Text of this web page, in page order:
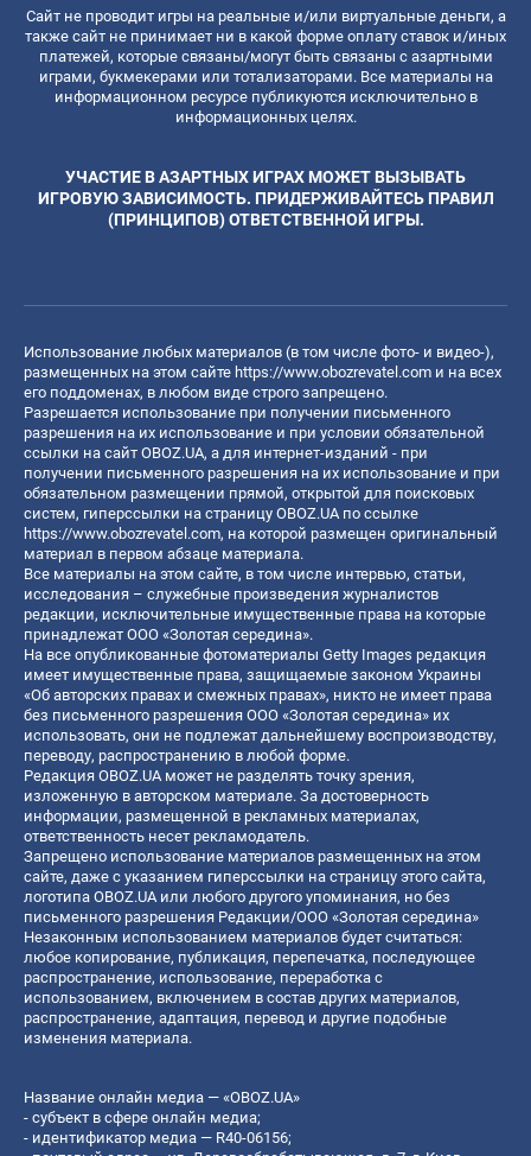
Сайт не проводит игры на реальные и/или виртуальные деньги, а
также сайт не принимает ни в какой форме оплату ставок и/иных
платежей, которые связаны/могут быть связаны с азартными
играми, букмекерами или тотализаторами. Все материалы на
информационном ресурсе публикуются исключительно в
информационных целях.
УЧАСТИЕ В АЗАРТНЫХ ИГРАХ МОЖЕТ ВЫЗЫВАТЬ
ИГРОВУЮ ЗАВИСИМОСТЬ. ПРИДЕРЖИВАЙТЕСЬ ПРАВИЛ
(ПРИНЦИПОВ) ОТВЕТСТВЕННОЙ ИГРЫ.
Использование любых материалов (в том числе фото- и видео-),
размещенных на этом сайте https://www.obozrevatel.com и на всех
его поддоменах, в любом виде строго запрещено.
Разрешается использование при получении письменного
разрешения на их использование и при условии обязательной
ссылки на сайт OBOZ.UA, а для интернет-изданий - при
получении письменного разрешения на их использование и при
обязательном размещении прямой, открытой для поисковых
систем, гиперссылки на страницу OBOZ.UA по ссылке
https://www.obozrevatel.com, на которой размещен оригинальный
материал в первом абзаце материала.
Все материалы на этом сайте, в том числе интервью, статьи,
исследования – служебные произведения журналистов
редакции, исключительные имущественные права на которые
принадлежат ООО «Золотая середина».
На все опубликованные фотоматериалы Getty Images редакция
имеет имущественные права, защищаемые законом Украины
«Об авторских правах и смежных правах», никто не имеет права
без письменного разрешения ООО «Золотая середина» их
использовать, они не подлежат дальнейшему воспроизводству,
переводу, распространению в любой форме.
Редакция OBOZ.UA может не разделять точку зрения,
изложенную в авторском материале. За достоверность
информации, размещенной в рекламных материалах,
ответственность несет рекламодатель.
Запрещено использование материалов размещенных на этом
сайте, даже с указанием гиперссылки на страницу этого сайта,
логотипа OBOZ.UA или любого другого упоминания, но без
письменного разрешения Редакции/ООО «Золотая середина»
Незаконным использованием материалов будет считаться:
любое копирование, публикация, перепечатка, последующее
распространение, использование, переработка с
использованием, включением в состав других материалов,
распространение, адаптация, перевод и другие подобные
изменения материала.
Название онлайн медиа — «OBOZ.UA»
- субъект в сфере онлайн медиа;
- идентификатор медиа — R40-06156;